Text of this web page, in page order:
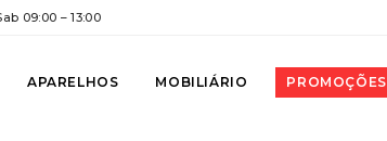
09:00 – 13:00
APARELHOS MOBILIÁRIO PROMOÇÕES